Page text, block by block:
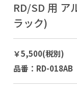
RD/SD 用 ア
ラック)
￥5,500(税別)
品番：RD-018AB